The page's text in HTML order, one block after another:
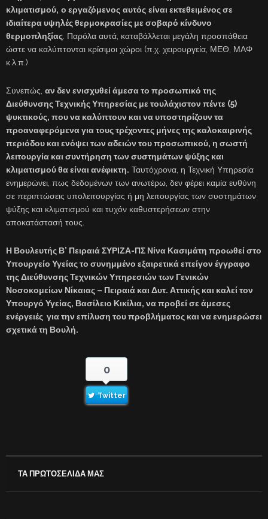
κλιματισμού, ο εργαζόμενος αυτός είναι εκτεθειμένος σε
ιδιαίτερα υψηλές θερμοκρασίες με σοβαρό κίνδυνο
θερμοπληξίας. Παρόλα αυτά, καταβάλλεται μεγάλη προσπάθεια
ώστε να καλύπτονται κρίσιμοι χώροι (π.χ. χειρουργεία, ΜΕΘ, ΜΑΦ
κ.λ.π.)
Συνεπώς, αν δεν ενισχυθεί άμεσα το προσωπικό της
Διεύθυνσης Τεχνικής Υπηρεσίας με τουλάχιστον πέντε (5)
ψυκτικούς, που να καλύπτουν και να υποστηρίζουν τα
προαναφερόμενα για τους τρέχοντες μήνες της καλοκαιρινής
περιόδου και ενόψει των αδειών του προσωπικού, η σωστή
λειτουργία και συντήρηση των συστημάτων ψύξης και
κλιματισμού θα είναι ανέφικτη. Ταυτόχρονα, η Τεχνική Υπηρεσία
ενημερώνει, πως δεδομένων των ανωτέρω, δεν φέρει καμία ευθύνη
σε περιπτώσεις υπολειτουργίας ή μη λειτουργίας των συστημάτων
ψύξης και κλιματισμού και τυχόν καθυστερήσεων στην
αποκατάστασή τους.
Η Βουλευτής Β’ Πειραιά ΣΥΡΙΖΑ-ΠΣ Νίνα Κασιμάτη προωθεί στο
Υπουργείο Υγείας το συνημμένο εξαιρετικά επείγον έγγραφο
της Διεύθυνσης Τεχνικών Υπηρεσιών των Γενικών
Νοσοκομείων Νίκαιας – Πειραιά και Δυτ. Αττικής και καλεί τον
Υπουργό Υγείας, Βασίλειο Κικίλια, να προβεί σε άμεσες
ενέργειές για την επίλυση του προβλήματος και να ενημερώσει
σχετικά τη Βουλή.
0
Twitter
ΤΑ ΠΡΩΤΟΣΕΛΙΔΑ ΜΑΣ